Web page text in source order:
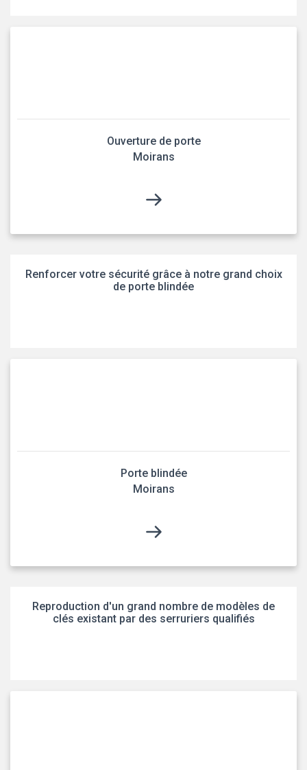
Ouverture de porte
Moirans
Renforcer votre sécurité grâce à notre grand choix
de porte blindée
Porte blindée
Moirans
Reproduction d'un grand nombre de modèles de
clés existant par des serruriers qualifiés